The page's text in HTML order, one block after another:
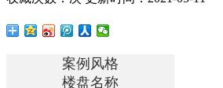
案例风格
楼盘名称